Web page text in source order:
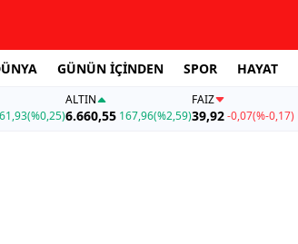
GÜNÜN İÇİNDEN SPOR HAYAT
(%0,25)
ALTIN
6.660,55 167,96(%2,59)
FAİZ
39,92-0,07(%-0,17)